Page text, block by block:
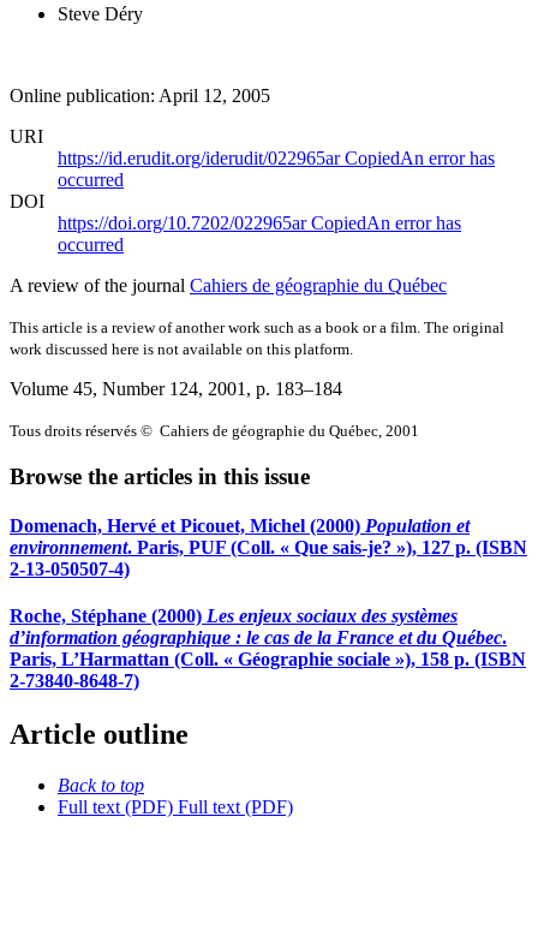
Steve Déry
Online publication: April 12, 2005
URI
https://id.erudit.org/iderudit/022965arCopiedAn error has
occurred
DOI
https://doi.org/10.7202/022965arCopiedAn error has
occurred
A review of the journal Cahiers de géographie du Québec
This article is a review of another work such as a book or a film. The original
work discussed here is not available on this platform.
Volume 45, Number 124, 2001 , p. 183–184
Tous droits réservés © Cahiers de géographie du Québec, 2001
Browse the articles in this issue
Domenach, Hervé et Picouet, Michel (2000) Population et
environnement. Paris, PUF (Coll. « Que sais-je? »), 127 p. (ISBN
2-13-050507-4)
Roche, Stéphane (2000) Les enjeux sociaux des systèmes
d’information géographique : le cas de la France et du Québec.
Paris, L’Harmattan (Coll. « Géographie sociale »), 158 p. (ISBN
2-73840-8648-7)
Article outline
Back to top
Full text (PDF) Full text (PDF)